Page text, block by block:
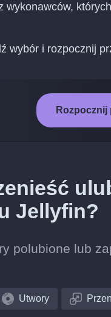
wykonawców,
wybór i rozpocznij
Rozpocznij
Jellyfin?
polubione lub
Utwory